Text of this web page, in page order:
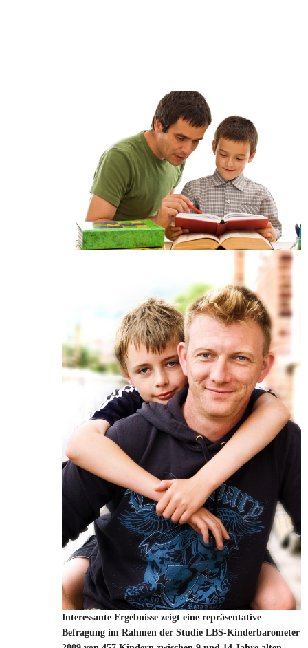
Interessante Ergebnisse zeigt eine repräsentative
Befragung im Rahmen der Studie LBS-Kinderbarometer